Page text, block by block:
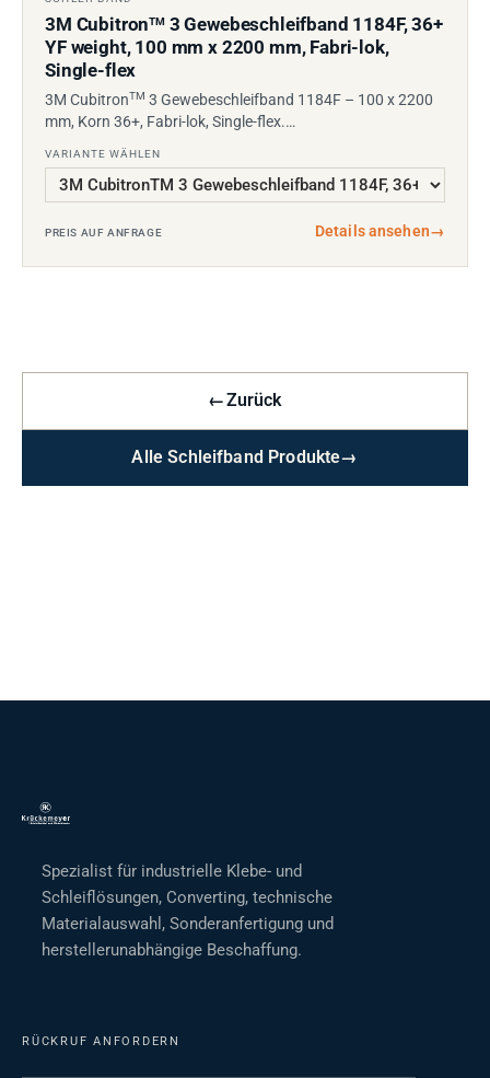
3M CubitronTM3 Gewebeschleifband 1184F, 36+
YF weight, 100 mm x 2200 mm, Fabri-lok,
Single-flex
3M CubitronTM 3 Gewebeschleifband 1184F – 100 x 2200
mm, Korn 36+, Fabri-lok, Single-flex.…
VARIANTE WÄHLEN
PREIS AUF ANFRAGE Details ansehen→
←Zurück
Alle Schleifband Produkte→
Spezialist für industrielle Klebe- und
Schleiflösungen, Converting, technische
Materialauswahl, Sonderanfertigung und
herstellerunabhängige Beschaffung.
RÜCKRUF ANFORDERN